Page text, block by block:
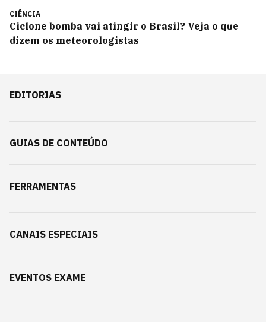
CIÊNCIA
Ciclone bomba vai atingir o Brasil? Veja o que
dizem os meteorologistas
EDITORIAS
GUIAS DE CONTEÚDO
FERRAMENTAS
CANAIS ESPECIAIS
EVENTOS EXAME